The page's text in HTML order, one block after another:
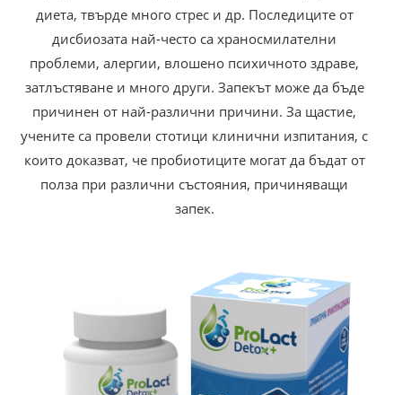
диета, твърде много стрес и др. Последиците от
дисбиозата най-често са храносмилателни
проблеми, алергии, влошено психичното здраве,
затлъстяване и много други. Запекът може да бъде
причинен от най-различни причини. За щастие,
учените са провели стотици клинични изпитания, с
които доказват, че пробиотиците могат да бъдат от
полза при различни състояния, причиняващи
запек.